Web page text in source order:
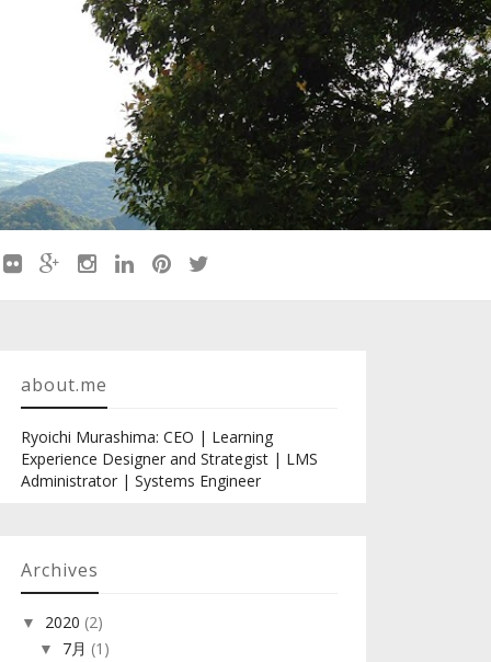
about.me
Ryoichi Murashima: CEO | Learning
Experience Designer and Strategist | LMS
Administrator | Systems Engineer
Archives
▼ 2020 (2)
▼ 7月 (1)